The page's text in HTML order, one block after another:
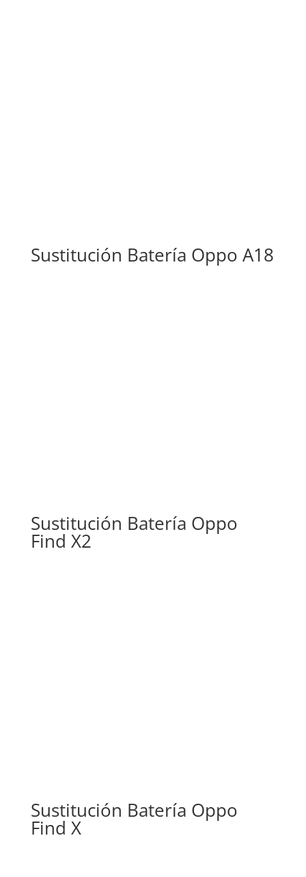
Sustitución Batería Oppo A18
Sustitución Batería Oppo
Find X2
Sustitución Batería Oppo
Find X